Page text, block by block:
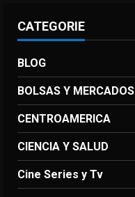
CATEGORIE
BLOG
BOLSAS Y MERCADOS
CENTROAMERICA
CIENCIA Y SALUD
Cine Series y Tv